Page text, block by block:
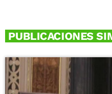
PUBLICACIONES